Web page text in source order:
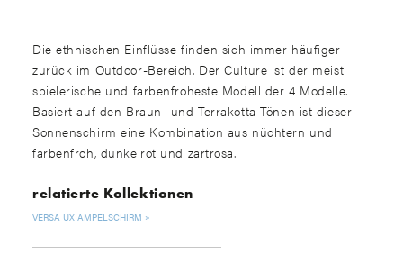
Die ethnischen Einflüsse finden sich immer häufiger
zurück im Outdoor-Bereich. Der Culture ist der meist
spielerische und farbenfroheste Modell der 4 Modelle.
Basiert auf den Braun- und Terrakotta-Tönen ist dieser
Sonnenschirm eine Kombination aus nüchtern und
farbenfroh, dunkelrot und zartrosa.
relatierte Kollektionen
VERSA UX AMPELSCHIRM